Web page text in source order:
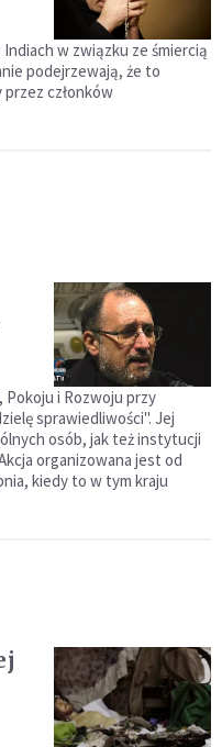
w związku ze śmiercią
podejrzewają, że to
członków
Pokoju i Rozwoju przy
sprawiedliwości". Jej
osób, jak też instytucji
organizowana jest od
kiedy to w tym kraju